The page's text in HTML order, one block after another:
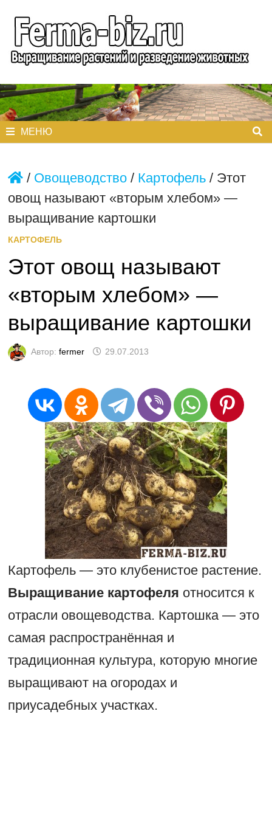
содержимому
МЕНЮ
/ Овощеводство/ Картофель/ Этот
овощ называют «вторым хлебом» —
выращивание картошки
КАРТОФЕЛЬ
Этот овощ называют
«вторым хлебом» —
выращивание картошки
Автор: fermer 29.07.2013
Картофель — это клубенистое растение.
Выращивание картофеля относится к
отрасли овощеводства. Картошка — это
самая распространённая и
традиционная культура, которую многие
выращивают на огородах и
приусадебных участках.